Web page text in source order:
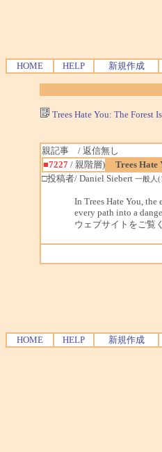
HOME HELP 新規作成
Trees Hate You: The Forest
親記事 / 返信無し
■7227/ 親階層)
Trees Hate
□投稿者/ Daniel Siebert 一般人
In Trees Hate You,
every path into a
ウェブサイトをご覧
HOME HELP 新規作成